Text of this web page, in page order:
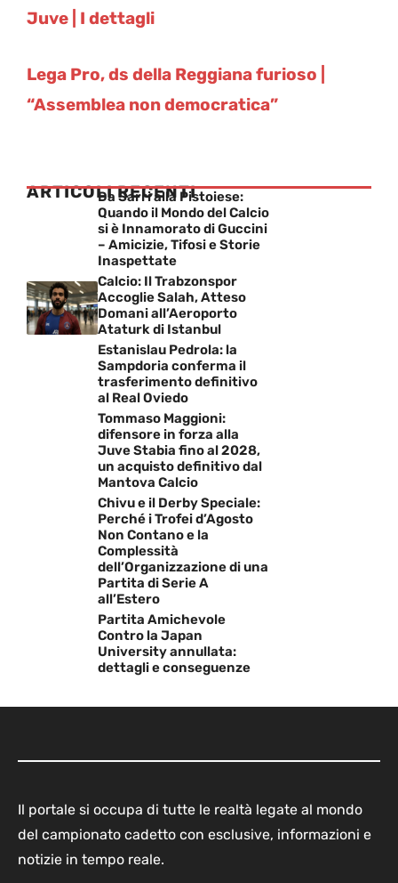
Juve | I dettagli
Lega Pro, ds della Reggiana furioso |
“Assemblea non democratica”
ARTICOLI RECENTI
Da Sarri alla Pistoiese:
Quando il Mondo del Calcio
si è Innamorato di Guccini
– Amicizie, Tifosi e Storie
Inaspettate
Calcio: Il Trabzonspor
Accoglie Salah, Atteso
Domani all’Aeroporto
Ataturk di Istanbul
Estanislau Pedrola: la
Sampdoria conferma il
trasferimento definitivo
al Real Oviedo
Tommaso Maggioni:
difensore in forza alla
Juve Stabia fino al 2028,
un acquisto definitivo dal
Mantova Calcio
Chivu e il Derby Speciale:
Perché i Trofei d’Agosto
Non Contano e la
Complessità
dell’Organizzazione di una
Partita di Serie A
all’Estero
Partita Amichevole
Contro la Japan
University annullata:
dettagli e conseguenze
Il portale si occupa di tutte le realtà legate al mondo
del campionato cadetto con esclusive, informazioni e
notizie in tempo reale.